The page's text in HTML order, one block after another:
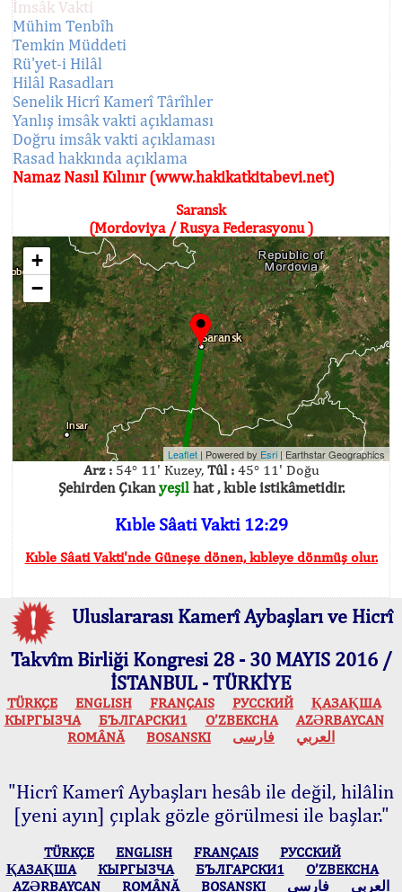
İmsâk Vakti
Mühim Tenbîh
Temkin Müddeti
Rü'yet-i Hilâl
Hilâl Rasadları
Senelik Hicrî Kamerî Târîhler
Yanlış imsâk vakti açıklaması
Doğru imsâk vakti açıklaması
Rasad hakkında açıklama
Namaz Nasıl Kılınır (www.hakikatkitabevi.net)
Saransk
(Mordoviya / Rusya Federasyonu )
+
−
Leaflet | Powered by Esri |Earthstar Geographics
Arz :54° 11' Kuzey, Tûl :45° 11' Doğu
Şehirden Çıkanyeşilhat , kıble istikâmetidir.
Kıble Sâati Vakti 12:29
Kıble Sâati Vakti'nde Güneşe dönen, kıbleye dönmüş olur.
Uluslararası Kamerî Aybaşları ve Hicrî
Takvîm Birliği Kongresi 28 - 30 MAYIS 2016 /
İSTANBUL - TÜRKİYE
TÜRKÇE ENGLISH FRANÇAIS РУССКИЙ
ҚАЗАҚША
КЫPГЫЗЧA
БЪЛГАРСКИ1 O’ZBEKCHA
AZӘRBAYCAN
ROMÂNĂ
BOSANSKI العربي فارسی
"Hicrî Kamerî Aybaşları hesâb ile değil, hilâlin
[yeni ayın] çıplak gözle görülmesi ile başlar."
TÜRKÇE ENGLISH FRANÇAIS
РУССКИЙ
ҚАЗАҚША
КЫPГЫЗЧA БЪЛГАРСКИ1
O’ZBEKCHA
AZӘRBAYCAN
ROMÂNĂ BOSANSKI العربي فارسی